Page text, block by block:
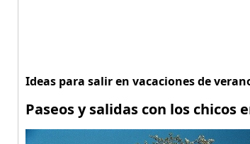
Ideas para salir en vacaciones de
Paseos y salidas con los chicos